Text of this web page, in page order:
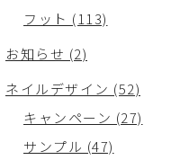
フット (113)
お知らせ (2)
ネイルデザイン (52)
キャンペーン (27)
サンプル (47)